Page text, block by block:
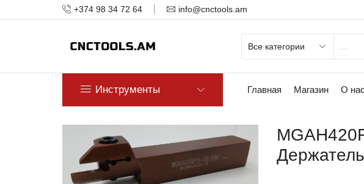
+374 98 34 72 64 info@cnctools.am
Инструменты Главная Магазин О нас
Держатель